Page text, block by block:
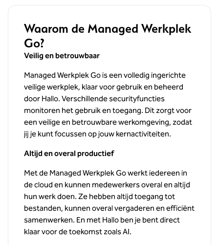
Waarom de Managed Werkplek
Go?
Veilig en betrouwbaar
Managed Werkplek Go is een volledig ingerichte
veilige werkplek, klaar voor gebruik en beheerd
door Hallo. Verschillende securityfuncties
monitoren het gebruik en toegang. Dit zorgt voor
een veilige en betrouwbare werkomgeving, zodat
jij je kunt focussen op jouw kernactiviteiten.
Altijd en overal productief
Met de Managed Werkplek Go werkt iedereen in
de cloud en kunnen medewerkers overal en altijd
hun werk doen. Ze hebben altijd toegang tot
bestanden, kunnen overal vergaderen en efficiënt
samenwerken. En met Hallo ben je bent direct
klaar voor de toekomst zoals AI.